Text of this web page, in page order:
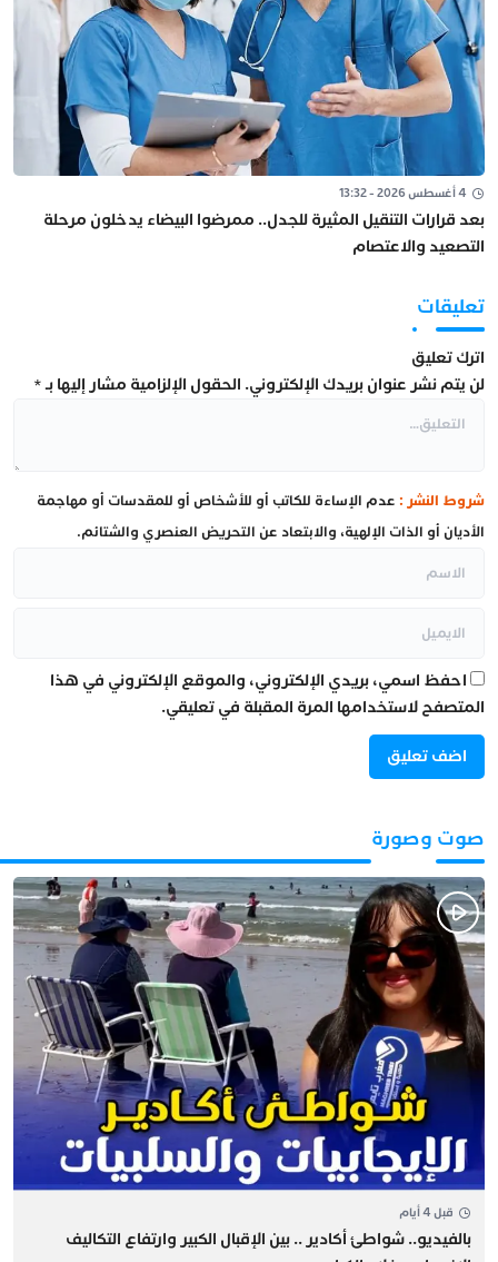
4 أغسطس 2026 - 13:32
بعد قرارات التنقيل المثيرة للجدل.. ممرضوا البيضاء يدخلون مرحلة
التصعيد والاعتصام
تعليقات
اترك تعليق
لن يتم نشر عنوان بريدك الإلكتروني. الحقول الإلزامية مشار إليها بـ*
شروط النشر : عدم الإساءة للكاتب أو للأشخاص أو للمقدسات أو مهاجمة
الأديان أو الذات الإلهية، والابتعاد عن التحريض العنصري والشتائم.
احفظ اسمي، بريدي الإلكتروني، والموقع الإلكتروني في هذا
المتصفح لاستخدامها المرة المقبلة في تعليقي.
صوت وصورة
قبل 4 أيام
بالفيديو.. شواطئ أكادير .. بين الإقبال الكبير وارتفاع التكاليف